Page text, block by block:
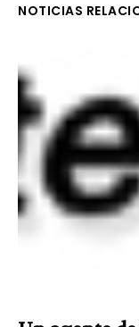
NOTICIAS